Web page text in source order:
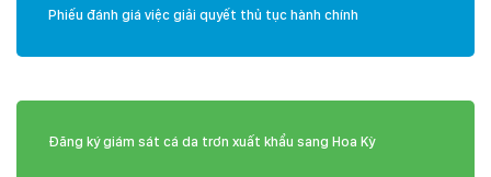
Phiếu đánh giá việc giải quyết thủ tục hành chính
Đăng ký giám sát cá da trơn xuất khẩu sang Hoa Kỳ